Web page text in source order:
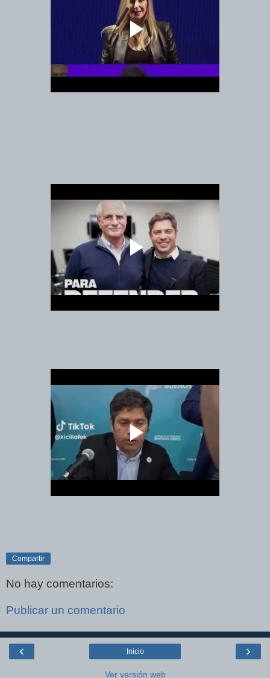
Compartir
No hay comentarios:
Publicar un comentario
‹ ›
Inicio
Ver versión web